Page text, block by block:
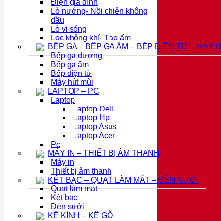
Điện gia đình
Lò nướng- Nồi chiên không
dầu
Lò vi sóng
Lọc không khí- Tạo ẩm
BẾP GA – BẾP GA ÂM – BẾP ĐIỆN TỪ – MÁY
Bếp ga dương
Bếp ga âm
Bếp điện từ
Máy hút mùi
LAPTOP – PC
Laptop
Laptop Dell
Laptop Hp
Laptop Asus
Laptop Acer
Pc
MÁY IN – THIẾT BỊ ÂM THANH
Máy in
Thiết bị âm thanh
KÉT BẠC – QUẠT LÀM MÁT – ĐÈN SƯỞI
Quạt làm mát
Két bạc
Đèn sưởi
KỆ KÍNH – KỆ GỖ